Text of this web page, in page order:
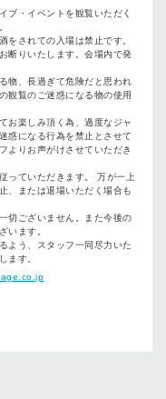
ブ・イベントを観覧いただく
をされての入場は禁止です。
断りいたします。会場内で発
物、長過ぎて危険だと思われ
観覧のご迷惑になる物の使用
お楽しみ頂く為、過度なジャ
惑になる行為を禁止とさせて
よりお声がけさせていただき
っていただきます。 万が一上
、または退場いただく場合も
切ございません。また今後の
います。
よう、スタッフ一同尽力いた
ます。